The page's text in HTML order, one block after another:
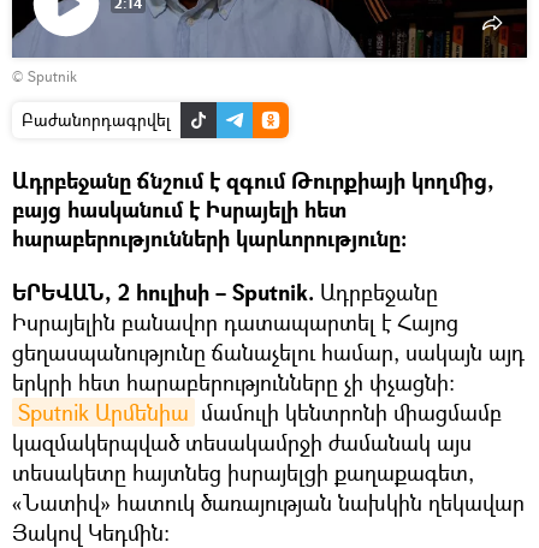
Դիտել
տեսանյութը
© Sputnik
Բաժանորդագրվել
Ադրբեջանը ճնշում է զգում Թուրքիայի կողմից,
բայց հասկանում է Իսրայելի հետ
հարաբերությունների կարևորությունը։
ԵՐԵՎԱՆ, 2 հուլիսի – Sputnik. Ադրբեջանը
Իսրայելին բանավոր դատապարտել է Հայոց
ցեղասպանությունը ճանաչելու համար, սակայն այդ
երկրի հետ հարաբերությունները չի փչացնի։
Sputnik Արմենիա մամուլի կենտրոնի միացմամբ
կազմակերպված տեսակամրջի ժամանակ այս
տեսակետը հայտնեց իսրայելցի քաղաքագետ,
«Նատիվ» հատուկ ծառայության նախկին ղեկավար
Յակով Կեդմին: